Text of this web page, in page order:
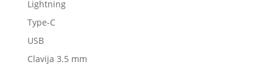
Lightning
Type-C
USB
Clavija 3.5 mm